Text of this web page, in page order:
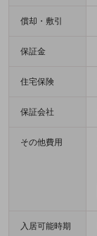
償却・敷引
保証金
住宅保険
保証会社
その他費用
入居可能時期